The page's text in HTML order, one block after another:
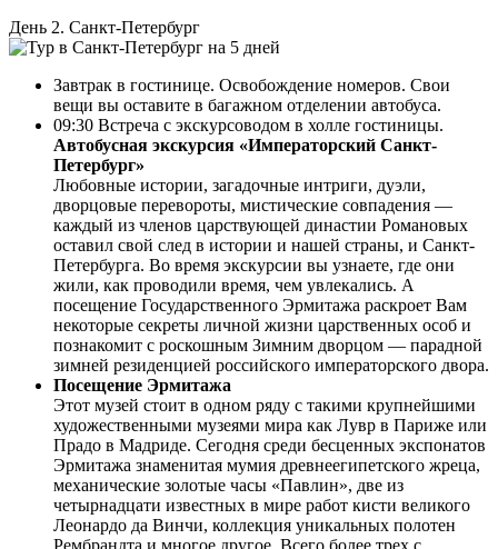
День 2. Санкт-Петербург
Завтрак в гостинице. Освобождение номеров. Свои
вещи вы оставите в багажном отделении автобуса.
09:30 Встреча с экскурсоводом в холле гостиницы.
Автобусная экскурсия «Императорский Санкт-
Петербург»
Любовные истории, загадочные интриги, дуэли,
дворцовые перевороты, мистические совпадения —
каждый из членов царствующей династии Романовых
оставил свой след в истории и нашей страны, и Санкт-
Петербурга. Во время экскурсии вы узнаете, где они
жили, как проводили время, чем увлекались. А
посещение Государственного Эрмитажа раскроет Вам
некоторые секреты личной жизни царственных особ и
познакомит с роскошным Зимним дворцом — парадной
зимней резиденцией российского императорского двора.
Посещение Эрмитажа
Этот музей стоит в одном ряду с такими крупнейшими
художественными музеями мира как Лувр в Париже или
Прадо в Мадриде. Сегодня среди бесценных экспонатов
Эрмитажа знаменитая мумия древнеегипетского жреца,
механические золотые часы «Павлин», две из
четырнадцати известных в мире работ кисти великого
Леонардо да Винчи, коллекция уникальных полотен
Рембрандта и многое другое. Всего более трех с